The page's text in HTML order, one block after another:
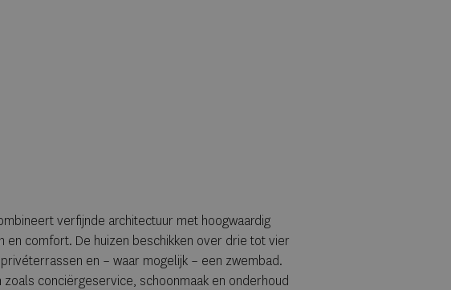
verfijnde architectuur met hoogwaardig
en comfort. De huizen beschikken over drie tot vier
en – waar mogelijk – een zwembad.
zoals conciërgeservice, schoonmaak en onderhoud